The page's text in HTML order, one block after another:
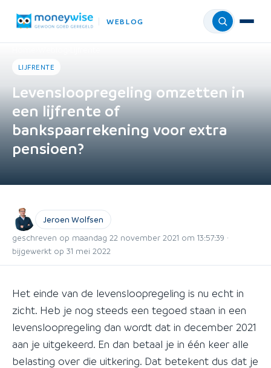
WEBLOG Menu
LIJFRENTE
Levensloopregeling omzetten in
een lijfrente of
bankspaarrekening voor extra
pensioen?
Jeroen Wolfsen
geschreven op maandag 22 november 2021 om 13:57:39 ·
bijgewerkt op 31 mei 2022
Het einde van de levensloopregeling is nu echt in
zicht. Heb je nog steeds een tegoed staan in een
levensloopregeling dan wordt dat in december 2021
aan je uitgekeerd. En dan betaal je in één keer alle
belasting over die uitkering. Dat betekent dus dat je